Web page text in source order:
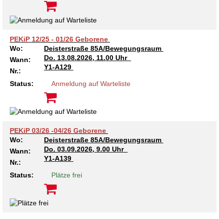
Kindertagesstätte Klaus-Müller-Kilian-Weg /
Kindertagesstätte König-Ludwig-Straße
Kindertagesstätte Moorlilienweg /
Familienzentrum
Familienzentrum
Kindertagesstätte Pfarrlandplatz
Kindertagesstätte Rosenbergstraße
Krippe Schleswiger Straße
Kindertagesstätte Hiltrud-Grote-Weg
Kindertagesstätte Ibykusweg / Familienzentrum
Kindertagesstätte Kapellenbrink /
Familienzentrum
“Mäuseburg” / Familienzentrum
Kindertagesstätte König-Ludwig-Straße
Kindertagesstätte Langes Feld “Deisterspatzen”
Kindertagesstätte Levester Straße
PEKiP 12/25 - 01/26 Geborene
Wo:
Deisterstraße 85A/Bewegungsraum
Wann:
Do. 13.08.2026, 11.00 Uhr
Nr.:
Y1-A129
Status: Anmeldung auf Warteliste
PEKiP 03/26 -04/26 Geborene
Wo:
Deisterstraße 85A/Bewegungsraum
Wann:
Do. 03.09.2026, 9.00 Uhr
Nr.:
Y1-A139
Status: Plätze frei